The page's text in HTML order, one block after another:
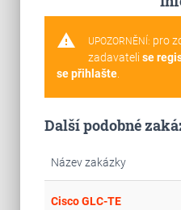
warning UPOZORNĚNÍ: pro
zadavateli se
se přihlašte.
Další podobné
Název zakázky
Cisco GLC-TE